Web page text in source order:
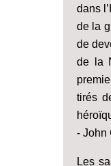
dans
de la
de
de la
tirés
- John
Les